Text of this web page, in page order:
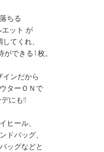
ちる
ット が
てくれ、
できる1枚。
インだから
ターＯＮで
にも‼︎
ヒール、
ドバッグ、
ッグなどと